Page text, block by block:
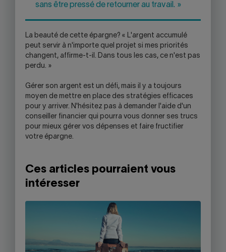
sans être pressé de retourner au travail. »
La beauté de cette épargne? « L'argent accumulé
peut servir à n'importe quel projet si mes priorités
changent, affirme-t-il. Dans tous les cas, ce n'est pas
perdu. »
Gérer son argent est un défi, mais il y a toujours
moyen de mettre en place des stratégies efficaces
pour y arriver. N'hésitez pas à demander l'aide d'un
conseiller financier qui pourra vous donner ses trucs
pour mieux gérer vos dépenses et faire fructifier
votre épargne.
Ces articles pourraient vous
intéresser